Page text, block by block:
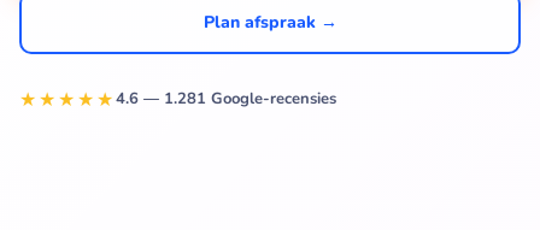
Plan afspraak →
★★★★★4.6 — 1.281 Google-recensies